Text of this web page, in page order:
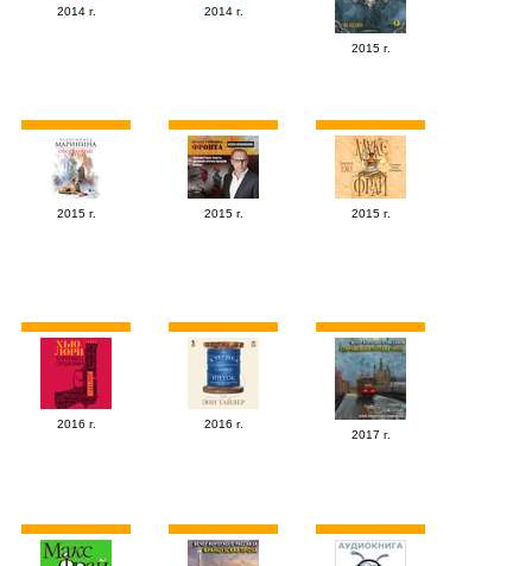
2014 г. 2014 г.
2015 г.
2015 г. 2015 г. 2015 г.
2016 г.
2016 г.
2017 г.